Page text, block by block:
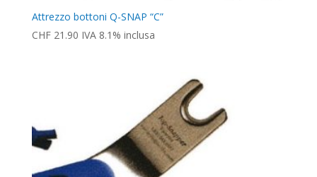
Attrezzo bottoni Q-SNAP “C”
CHF21.90 IVA 8.1% inclusa